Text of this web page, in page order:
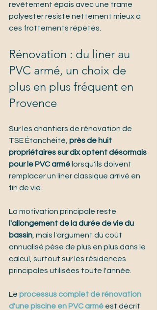
revêtement épais avec une trame
polyester résiste nettement mieux à
ces frottements répétés.
Rénovation : du liner au
PVC armé, un choix de
plus en plus fréquent en
Provence
Sur les chantiers de rénovation de
TSE Étanchéité, près de huit
propriétaires sur dix optent désormais
pour le PVC armé lorsqu'ils doivent
remplacer un liner classique arrivé en
fin de vie.
La motivation principale reste
l'allongement de la durée de vie du
bassin, mais l'argument du coût
annualisé pèse de plus en plus dans le
calcul, surtout sur les résidences
principales utilisées toute l'année.
Le processus complet de rénovation
d'une piscine en PVC armé est décrit